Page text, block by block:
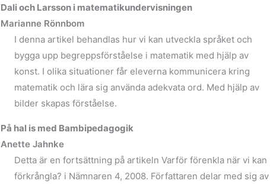
Dali och Larsson i matematikundervisningen
Marianne Rönnbom
I denna artikel behandlas hur vi kan utveckla språket och
bygga upp begreppsförståelse i matematik med hjälp av
konst. I olika situationer får eleverna kommunicera kring
matematik och lära sig använda adekvata ord. Med hjälp av
bilder skapas förståelse.
På hal is med Bambipedagogik
Anette Jahnke
Detta är en fortsättning på artikeln Varför förenkla när vi kan
förkrångla? i Nämnaren 4, 2008. Författaren delar med sig av